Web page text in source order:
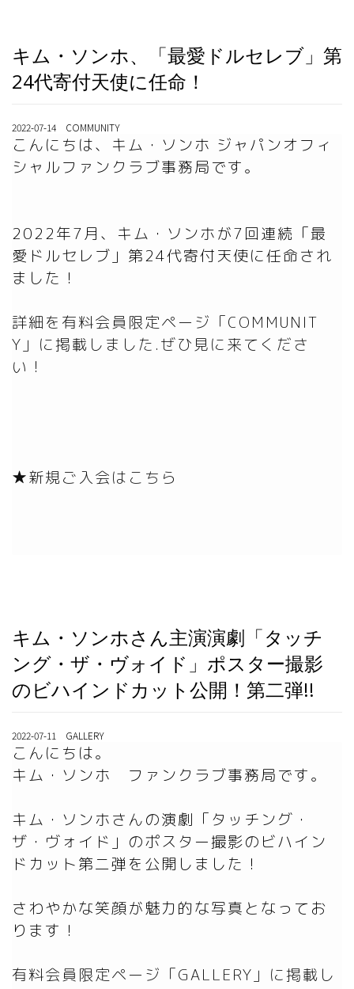
キム・ソンホ、「最愛ドルセレブ」第
24代寄付天使に任命！
2022-07-14 COMMUNITY
こんにちは、キム・ソンホ ジャパンオフィ
シャルファンクラブ事務局です。
2022年7月、キム・ソンホが7回連続「最
愛ドルセレブ」第24代寄付天使に任命され
詳細を有料会員限定ページ「COMMUNIT
Y」に掲載しました.ぜひ見に来てくださ
い！
★新規ご入会はこちら
キム・ソンホさん主演演劇「タッチ
ング・ザ・ヴォイド」ポスター撮影
のビハインドカット公開！第二弾!!
2022-07-11 GALLERY
こんにちは。
キム・ソンホ　ファンクラブ事務局です。
キム・ソンホさんの演劇「タッチング・
ザ・ヴォイド」のポスター撮影のビハイン
ドカット第二弾を公開しました！
さわやかな笑顔が魅力的な写真となってお
有料会員限定ページ「GALLERY」に掲載し